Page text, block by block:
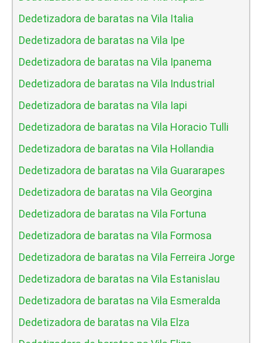
Dedetizadora de baratas na Vila Italia
Dedetizadora de baratas na Vila Ipe
Dedetizadora de baratas na Vila Ipanema
Dedetizadora de baratas na Vila Industrial
Dedetizadora de baratas na Vila Iapi
Dedetizadora de baratas na Vila Horacio Tulli
Dedetizadora de baratas na Vila Hollandia
Dedetizadora de baratas na Vila Guararapes
Dedetizadora de baratas na Vila Georgina
Dedetizadora de baratas na Vila Fortuna
Dedetizadora de baratas na Vila Formosa
Dedetizadora de baratas na Vila Ferreira Jorge
Dedetizadora de baratas na Vila Estanislau
Dedetizadora de baratas na Vila Esmeralda
Dedetizadora de baratas na Vila Elza